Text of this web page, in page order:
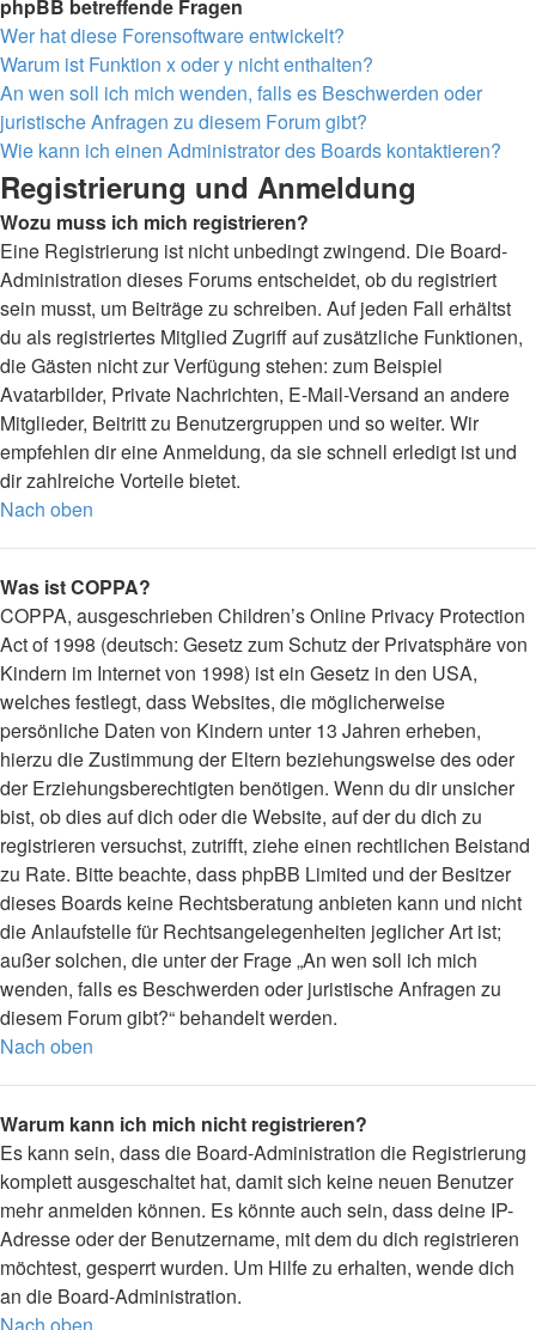
phpBB betreffende Fragen
Wer hat diese Forensoftware entwickelt?
Warum ist Funktion x oder y nicht enthalten?
An wen soll ich mich wenden, falls es Beschwerden oder
juristische Anfragen zu diesem Forum gibt?
Wie kann ich einen Administrator des Boards kontaktieren?
Registrierung und Anmeldung
Wozu muss ich mich registrieren?
Eine Registrierung ist nicht unbedingt zwingend. Die Board-
Administration dieses Forums entscheidet, ob du registriert
sein musst, um Beiträge zu schreiben. Auf jeden Fall erhältst
du als registriertes Mitglied Zugriff auf zusätzliche Funktionen,
die Gästen nicht zur Verfügung stehen: zum Beispiel
Avatarbilder, Private Nachrichten, E-Mail-Versand an andere
Mitglieder, Beitritt zu Benutzergruppen und so weiter. Wir
empfehlen dir eine Anmeldung, da sie schnell erledigt ist und
dir zahlreiche Vorteile bietet.
Nach oben
Was ist COPPA?
COPPA, ausgeschrieben Children’s Online Privacy Protection
Act of 1998 (deutsch: Gesetz zum Schutz der Privatsphäre von
Kindern im Internet von 1998) ist ein Gesetz in den USA,
welches festlegt, dass Websites, die möglicherweise
persönliche Daten von Kindern unter 13 Jahren erheben,
hierzu die Zustimmung der Eltern beziehungsweise des oder
der Erziehungsberechtigten benötigen. Wenn du dir unsicher
bist, ob dies auf dich oder die Website, auf der du dich zu
registrieren versuchst, zutrifft, ziehe einen rechtlichen Beistand
zu Rate. Bitte beachte, dass phpBB Limited und der Besitzer
dieses Boards keine Rechtsberatung anbieten kann und nicht
die Anlaufstelle für Rechtsangelegenheiten jeglicher Art ist;
außer solchen, die unter der Frage „An wen soll ich mich
wenden, falls es Beschwerden oder juristische Anfragen zu
diesem Forum gibt?“ behandelt werden.
Nach oben
Warum kann ich mich nicht registrieren?
Es kann sein, dass die Board-Administration die Registrierung
komplett ausgeschaltet hat, damit sich keine neuen Benutzer
mehr anmelden können. Es könnte auch sein, dass deine IP-
Adresse oder der Benutzername, mit dem du dich registrieren
möchtest, gesperrt wurden. Um Hilfe zu erhalten, wende dich
an die Board-Administration.